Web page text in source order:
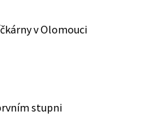
v Olomouci
stupni